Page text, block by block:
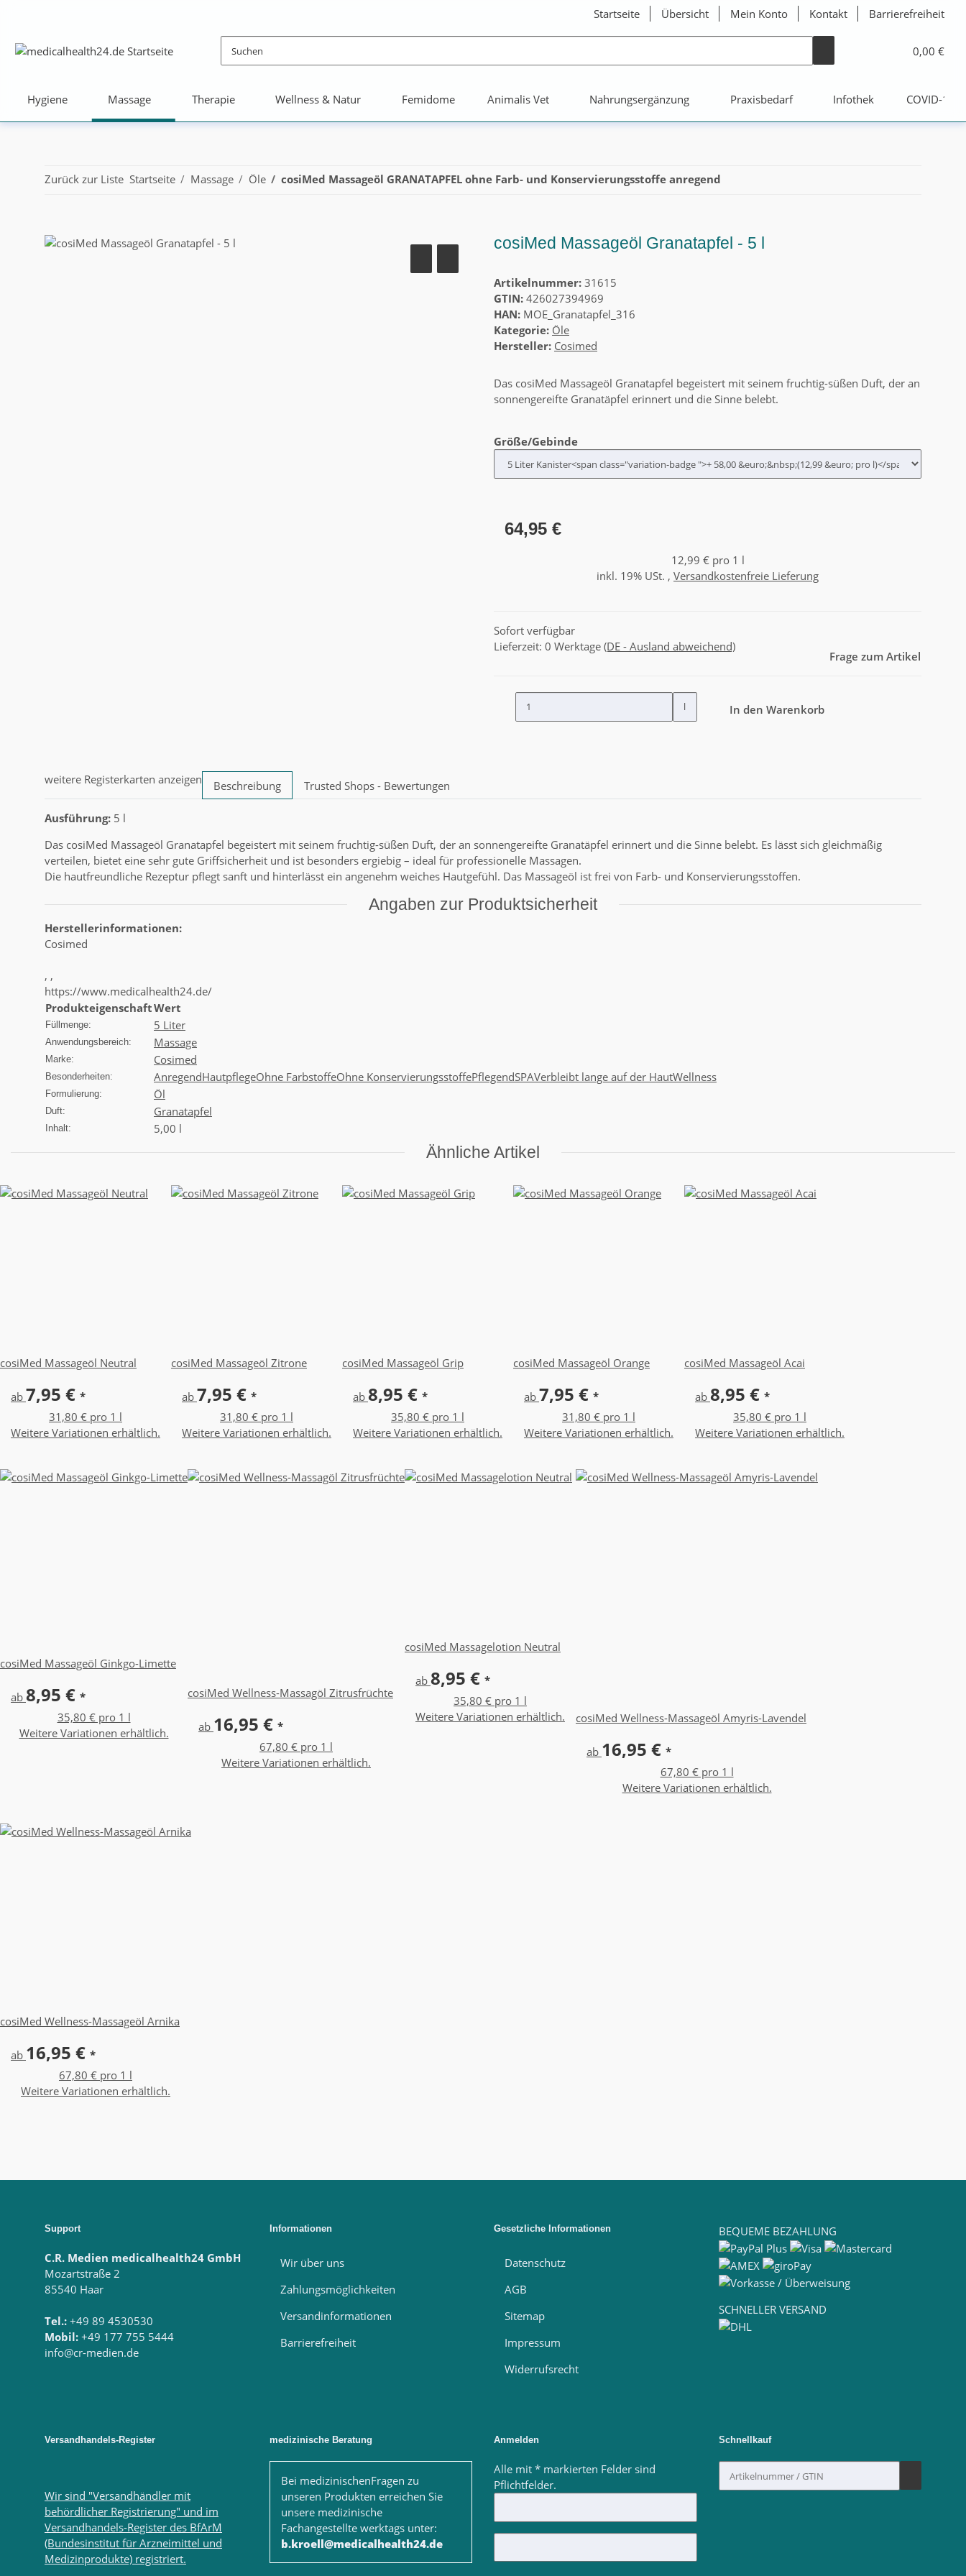
Startseite Übersicht Mein Konto Kontakt Barrierefreiheit
0,00 €
Hygiene Massage Therapie Wellness & Natur Femidome Animalis Vet Nahrungsergänzung Praxisbedarf Infothek COVID-19
Zurück zur Liste Startseite Massage Öle cosiMed Massageöl GRANATAPFEL ohne Farb- und Konservierungsstoffe anregend
cosiMed Massageöl Granatapfel - 5 l
Artikelnummer: 31615
GTIN: 426027394969
HAN: MOE_Granatapfel_316
Kategorie: Öle
Hersteller: Cosimed
Das cosiMed Massageöl Granatapfel begeistert mit seinem fruchtig-süßen Duft, der an
sonnengereifte Granatäpfel erinnert und die Sinne belebt.
Größe/Gebinde
64,95 €
12,99 € pro 1 l
inkl. 19% USt. , Versandkostenfreie Lieferung
Sofort verfügbar
Lieferzeit: 0 Werktage (DE - Ausland abweichend)
Frage zum Artikel
l In den Warenkorb
weitere Registerkarten anzeigen Beschreibung Trusted Shops - Bewertungen
Ausführung: 5 l
Das cosiMed Massageöl Granatapfel begeistert mit seinem fruchtig-süßen Duft, der an sonnengereifte Granatäpfel erinnert und die Sinne belebt. Es lässt sich gleichmäßig
verteilen, bietet eine sehr gute Griffsicherheit und ist besonders ergiebig – ideal für professionelle Massagen.
Die hautfreundliche Rezeptur pflegt sanft und hinterlässt ein angenehm weiches Hautgefühl. Das Massageöl ist frei von Farb- und Konservierungsstoffen.
Angaben zur Produktsicherheit
Herstellerinformationen:
Cosimed
, ,
https://www.medicalhealth24.de/
ProdukteigenschaftWert
Füllmenge: 5 Liter
Anwendungsbereich: Massage
Marke: Cosimed
Besonderheiten: AnregendHautpflegeOhne FarbstoffeOhne KonservierungsstoffePflegendSPAVerbleibt lange auf der HautWellness
Formulierung: Öl
Duft: Granatapfel
Inhalt: 5,00 l
Ähnliche Artikel
cosiMed Massageöl Neutral
ab 7,95 € *
31,80 € pro 1 l
Weitere Variationen erhältlich.
cosiMed Massageöl Zitrone
ab 7,95 € *
31,80 € pro 1 l
Weitere Variationen erhältlich.
cosiMed Massageöl Grip
ab 8,95 € *
35,80 € pro 1 l
Weitere Variationen erhältlich.
cosiMed Massageöl Orange
ab 7,95 € *
31,80 € pro 1 l
Weitere Variationen erhältlich.
cosiMed Massageöl Acai
ab 8,95 € *
35,80 € pro 1 l
Weitere Variationen erhältlich.
cosiMed Massageöl Ginkgo-Limette
ab 8,95 € *
35,80 € pro 1 l
Weitere Variationen erhältlich.
cosiMed Wellness-Massagöl Zitrusfrüchte
ab 16,95 € *
67,80 € pro 1 l
Weitere Variationen erhältlich.
cosiMed Massagelotion Neutral
ab 8,95 € *
35,80 € pro 1 l
Weitere Variationen erhältlich.
cosiMed Wellness-Massageöl Amyris-Lavendel
ab 16,95 € *
67,80 € pro 1 l
Weitere Variationen erhältlich.
cosiMed Wellness-Massageöl Arnika
ab 16,95 € *
67,80 € pro 1 l
Weitere Variationen erhältlich.
Support
C.R. Medien medicalhealth24 GmbH
Mozartstraße 2
85540 Haar
Tel.: +49 89 4530530
Mobil: +49 177 755 5444
info@cr-medien.de
Informationen
Wir über uns
Zahlungsmöglichkeiten
Versandinformationen
Barrierefreiheit
Gesetzliche Informationen
Datenschutz
AGB
Sitemap
Impressum
Widerrufsrecht
BEQUEME BEZAHLUNG
SCHNELLER VERSAND
Versandhandels-Register
Wir sind "Versandhändler mit
behördlicher Registrierung" und im
Versandhandels-Register des BfArM
(Bundesinstitut für Arzneimittel und
Medizinprodukte) registriert.
medizinische Beratung
Bei medizinischenFragen zu
unseren Produkten erreichen Sie
unsere medizinische
Fachangestellte werktags unter:
b.kroell@medicalhealth24.de
Anmelden
Alle mit * markierten Felder sind
Pflichtfelder.
Schnellkauf